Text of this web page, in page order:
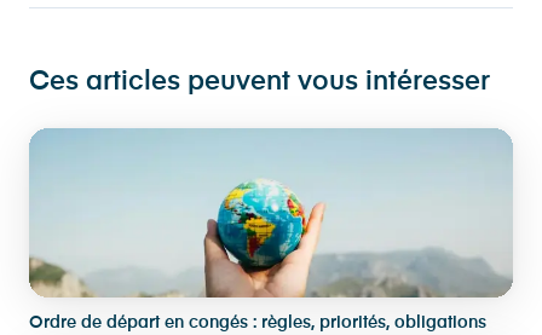
Ces articles peuvent vous intéresser
Ordre de départ en congés : règles, priorités, obligations